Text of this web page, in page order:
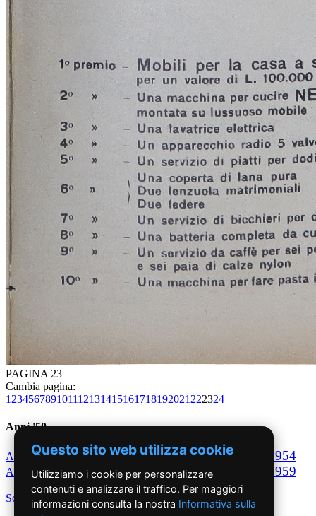
PAGINA 23
Cambia pagina:
1 23456789101112131415161718192021 222324
Anni '50
Anno1950Anno1951 Anno1952 Anno1953 1954
Anno 1955Anno1956 Anno1957Anno1958 1959
Scegli per decennio
Questo sito web utilizza cookie
Utilizziamo i cookie per personalizzare
contenuti e analizzare il traffico. Per maggiori
informazioni consulta la nostra Informativa sulla